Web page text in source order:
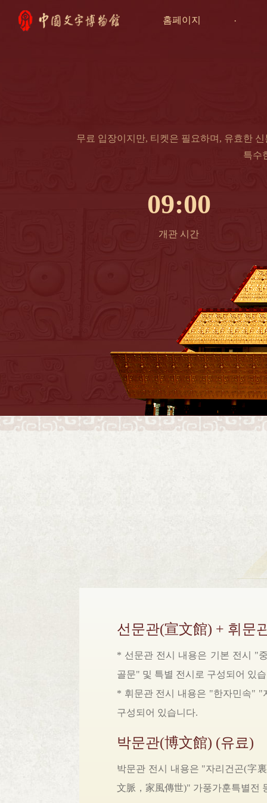
홈페이지
무료 입장이지만, 티켓은 필요하며, 유효한
특수
09:00
개관 시간
선문관(宣文館) + 휘문
* 선문관 전시 내용은 기본 전시 "
골문" 및 특별 전시로 구성되어 있
* 휘문관 전시 내용은 "한자민속"
구성되어 있습니다.
박문관(博文館) (유료)
박문관 전시 내용은 "자리건곤(字
文脈，家風傳世)" 가풍가훈특별전